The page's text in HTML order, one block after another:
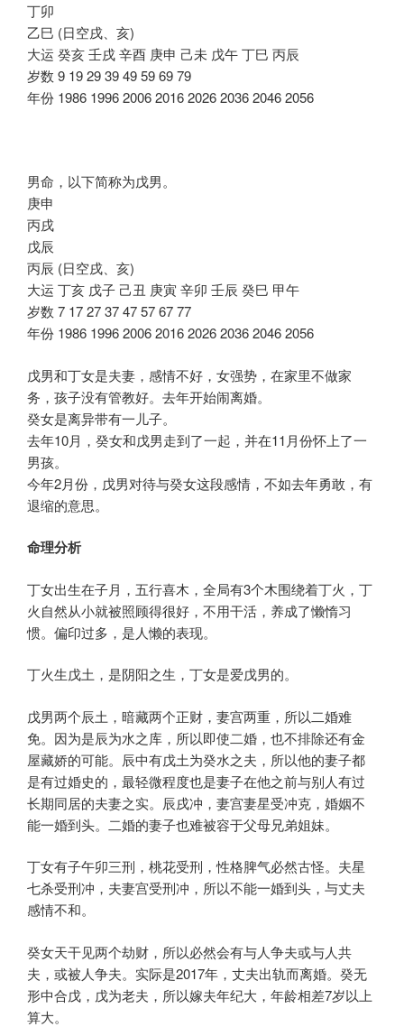
丁卯
乙巳 (日空戌、亥)
大运 癸亥 壬戌 辛酉 庚申 己未 戊午 丁巳 丙辰
岁数 9 19 29 39 49 59 69 79
年份 1986 1996 2006 2016 2026 2036 2046 2056
男命，以下简称为戊男。
庚申
丙戌
戊辰
丙辰 (日空戌、亥)
大运 丁亥 戊子 己丑 庚寅 辛卯 壬辰 癸巳 甲午
岁数 7 17 27 37 47 57 67 77
年份 1986 1996 2006 2016 2026 2036 2046 2056
戊男和丁女是夫妻，感情不好，女强势，在家里不做家
务，孩子没有管教好。去年开始闹离婚。
癸女是离异带有一儿子。
去年10月，癸女和戊男走到了一起，并在11月份怀上了一
男孩。
今年2月份，戊男对待与癸女这段感情，不如去年勇敢，有
退缩的意思。
命理分析
丁女出生在子月，五行喜木，全局有3个木围绕着丁火，丁
火自然从小就被照顾得很好，不用干活，养成了懒惰习
惯。偏印过多，是人懒的表现。
丁火生戊土，是阴阳之生，丁女是爱戊男的。
戊男两个辰土，暗藏两个正财，妻宫两重，所以二婚难
免。因为是辰为水之库，所以即使二婚，也不排除还有金
屋藏娇的可能。辰中有戊土为癸水之夫，所以他的妻子都
是有过婚史的，最轻微程度也是妻子在他之前与别人有过
长期同居的夫妻之实。辰戌冲，妻宫妻星受冲克，婚姻不
能一婚到头。二婚的妻子也难被容于父母兄弟姐妹。
丁女有子午卯三刑，桃花受刑，性格脾气必然古怪。夫星
七杀受刑冲，夫妻宫受刑冲，所以不能一婚到头，与丈夫
感情不和。
癸女天干见两个劫财，所以必然会有与人争夫或与人共
夫，或被人争夫。实际是2017年，丈夫出轨而离婚。癸无
形中合戊，戊为老夫，所以嫁夫年纪大，年龄相差7岁以上
算大。